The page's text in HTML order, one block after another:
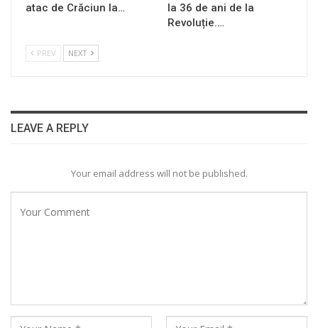
atac de Crăciun la…
la 36 de ani de la
Revoluție.…
PREV NEXT
LEAVE A REPLY
Your email address will not be published.